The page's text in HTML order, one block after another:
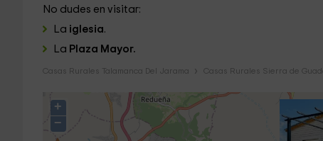
No dudes en visitar:
La iglesia.
La Plaza Mayor.
Casas Rurales Talamanca Del Jarama Casas Rurales Sierra de
+
−